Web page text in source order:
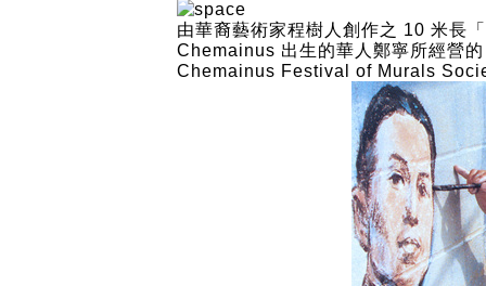
由華裔藝術家程樹人創作之 10 米長
Chemainus 出生的華人鄭寧所經營
Chemainus Festival of Murals